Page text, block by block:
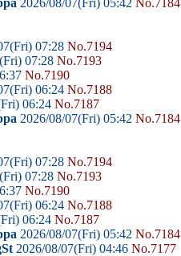
2026/08/07(Fri) 05:42 No.7184
07:28 No.7194
07:28 No.7193
No.7190
06:24 No.7188
06:24 No.7187
2026/08/07(Fri) 05:42 No.7184
07:28 No.7194
07:28 No.7193
No.7190
06:24 No.7188
06:24 No.7187
2026/08/07(Fri) 05:42 No.7184
2026/08/07(Fri) 04:46 No.7177